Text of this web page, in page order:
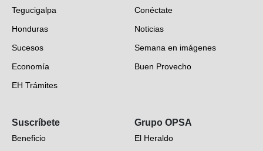
Tegucigalpa
Honduras
Sucesos
Economía
EH Trámites
EH Verifica
Fotogalerías
Conéctate
Noticias
Semana en imágenes
Buen Provecho
Suscríbete
Beneficio
Grupo OPSA
El Heraldo